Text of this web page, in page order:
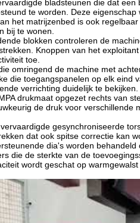
bladsteunen die dat
te worden. Deze
het matrijzenbed is ook
bij te wonen.
blokken controleren de
Knoppen van het
toe.
omringend de machine met
die toegangspanelen op elk
verrichting duidelijk te bekijken.
drukmaat opgezet rechts van
de druk voor verschillende
gesynchroniseerde
dat ook spitse correctie kan
dia's worden
die de sterkte van de
wordt geschat op